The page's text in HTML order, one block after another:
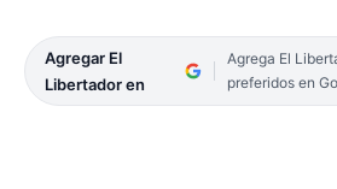
Agregar El
Libertador en
Agrega El
preferidos en